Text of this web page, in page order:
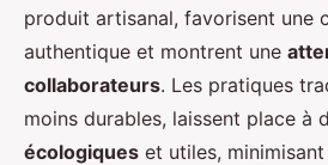
produit artisanal, favorisent une
authentique et montrent une
collaborateurs. Les pratiques
moins durables, laissent place à
écologiques et utiles,